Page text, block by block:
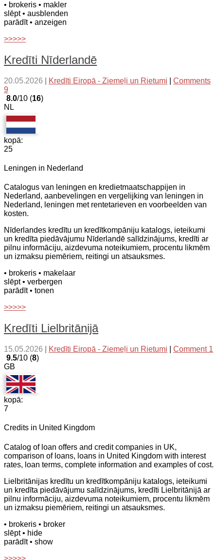
• brokeris • makler
slēpt• ausblenden
parādīt• anzeigen
>>>>>
Kredīti Nīderlandē
20.05.2026 Kredīti Eiropā - Ziemeļi un Rietumi
Comments
9
8.0/10 (16)
NL
kopā:
25
Leningen in Nederland
Catalogus van leningen en kredietmaatschappijen in
Nederland, aanbevelingen en vergelijking van leningen in
Nederland, leningen met rentetarieven en voorbeelden van
kosten.
Nīderlandes kredītu un kredītkompāniju katalogs, ieteikumi
un kredīta piedāvājumu Nīderlandē salīdzinājums, kredīti ar
pilnu informāciju, aizdevuma noteikumiem, procentu likmēm
un izmaksu piemēriem, reitingi un atsauksmes.
• brokeris • makelaar
slēpt• verbergen
parādīt• tonen
>>>>>
Kredīti Lielbritānijā
15.05.2026 Kredīti Eiropā - Ziemeļi un Rietumi
Comment 1
9.5/10 (8)
GB
kopā:
7
Credits in United Kingdom
Catalog of loan offers and credit companies in UK,
comparison of loans, loans in United Kingdom with interest
rates, loan terms, complete information and examples of cost.
Lielbritānijas kredītu un kredītkompāniju katalogs, ieteikumi
un kredīta piedāvājumu salīdzinājums, kredīti Lielbritānijā ar
pilnu informāciju, aizdevuma noteikumiem, procentu likmēm
un izmaksu piemēriem, reitingi un atsauksmes.
• brokeris • broker
slēpt• hide
parādīt• show
>>>>>